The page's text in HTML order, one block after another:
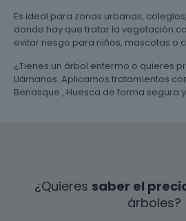
Es ideal para zonas urbanas,
donde hay que tratar la vegetación
evitar riesgo para niños, mascotas o
¿Tienes un árbol enfermo o quieres
Llámanos. Aplicamos tratamientos
Benasque , Huesca de forma segura
¿Quieres saber el
árboles?